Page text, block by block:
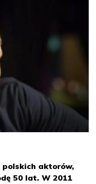
polskich aktorów,
50 lat. W 2011